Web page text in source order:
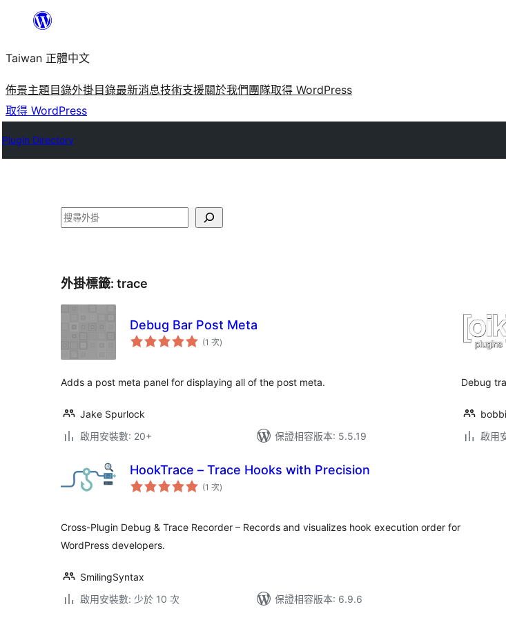
主
要
內
容
Taiwan 正體中文
佈景主題目錄外掛目錄最新消息技術支援關於我們 團隊取得 WordPress
取得 WordPress
Plugin Directory
搜
外掛標籤: trace
Debug Bar Post Meta
(1 次評
分)
Adds a post meta panel for displaying all of the post meta.
Jake Spurlock
啟用安裝數: 20+
保證相容版本: 5.5.19
Debug
啟用
HookTrace – Trace Hooks with Precision
(1 次評
分)
Cross-Plugin Debug & Trace Recorder – Records and visualizes hook execution order for
WordPress developers.
SmilingSyntax
啟用安裝數: 少於 10 次
保證相容版本: 6.9.6